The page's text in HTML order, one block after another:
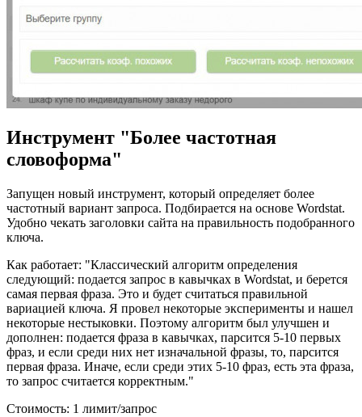
Инструмент "Более частотная
словоформа"
Запущен новый инструмент, который определяет более
частотный вариант запроса. Подбирается на основе Wordstat.
Удобно чекать заголовки сайта на правильность подобранного
ключа.
Как работает: "Классический алгоритм определения
следующий: подается запрос в кавычках в Wordstat, и берется
самая первая фраза. Это и будет считаться правильной
вариацией ключа. Я провел некоторые эксперименты и нашел
некоторые нестыковки. Поэтому алгоритм был улучшен и
дополнен: подается фраза в кавычках, парсится 5-10 первых
фраз, и если среди них нет изначальной фразы, то, парсится
первая фраза. Иначе, если среди этих 5-10 фраз, есть эта фраза,
то запрос считается корректным."
Стоимость: 1 лимит/запрос